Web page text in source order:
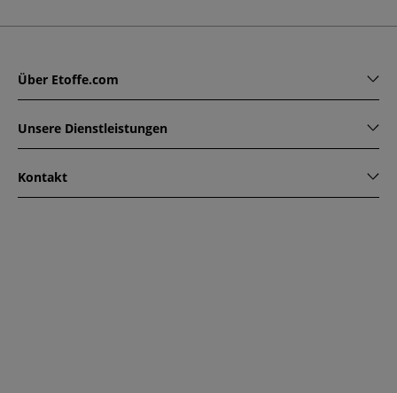
Über Etoffe.com
Unsere Dienstleistungen
Kontakt